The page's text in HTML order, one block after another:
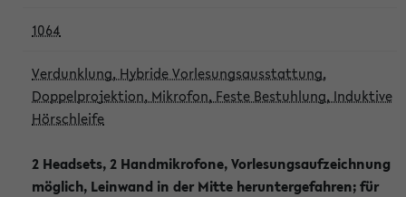
1064
Verdunklung, Hybride Vorlesungsausstattung,
Doppelprojektion, Mikrofon, Feste Bestuhlung, Induktive
Hörschleife
2 Headsets, 2 Handmikrofone, Vorlesungsaufzeichnung
möglich, Leinwand in der Mitte heruntergefahren; für